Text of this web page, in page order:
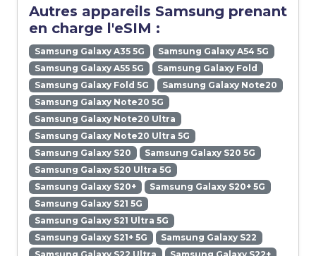
Autres appareils Samsung prenant
en charge l'eSIM :
Samsung Galaxy A35 5G
Samsung Galaxy A54 5G
Samsung Galaxy A55 5G
Samsung Galaxy Fold
Samsung Galaxy Fold 5G
Samsung Galaxy Note20
Samsung Galaxy Note20 5G
Samsung Galaxy Note20 Ultra
Samsung Galaxy Note20 Ultra 5G
Samsung Galaxy S20
Samsung Galaxy S20 5G
Samsung Galaxy S20 Ultra 5G
Samsung Galaxy S20+
Samsung Galaxy S20+ 5G
Samsung Galaxy S21 5G
Samsung Galaxy S21 Ultra 5G
Samsung Galaxy S21+ 5G
Samsung Galaxy S22